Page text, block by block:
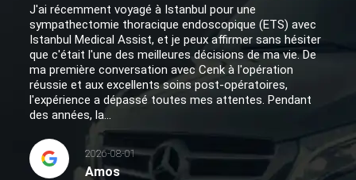
J'ai récemment voyagé à Istanbul pour une
sympathectomie thoracique endoscopique (ETS) avec
Istanbul Medical Assist, et je peux affirmer sans hésiter
que c'était l'une des meilleures décisions de ma vie. De
ma première conversation avec Cenk à l'opération
réussie et aux excellents soins post-opératoires,
l'expérience a dépassé toutes mes attentes. Pendant
des années, la...
2026-08-01
Amos